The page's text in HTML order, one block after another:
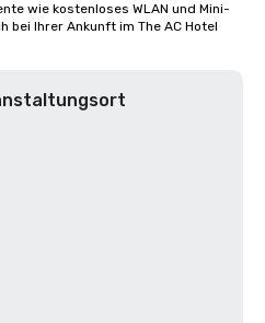
wie kostenloses WLAN und Mini-
bei Ihrer Ankunft im The AC Hotel